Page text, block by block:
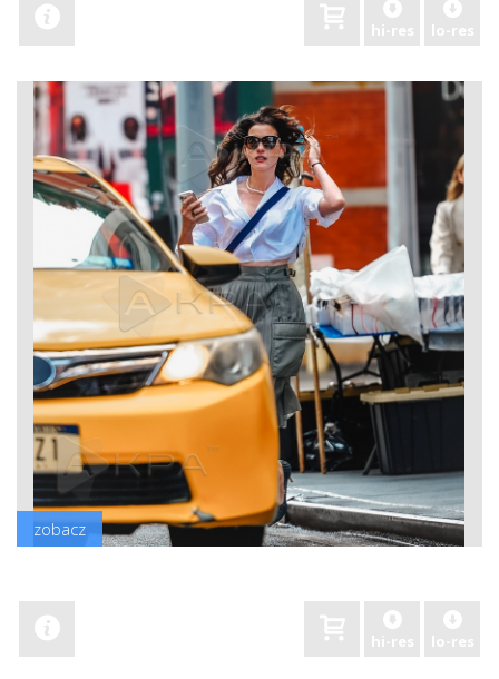
hi-res lo-res
zobacz
hi-res lo-res